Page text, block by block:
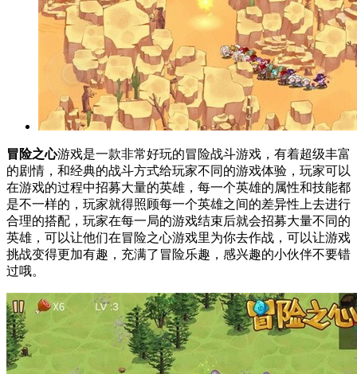
冒险之心游戏是一款非常好玩的冒险战斗游戏，有着超级丰富
的剧情，和经典的战斗方式给玩家不同的游戏体验，玩家可以
在游戏的过程中招募大量的英雄，每一个英雄的属性和技能都
是不一样的，玩家就得照顾每一个英雄之间的差异性上去进行
合理的搭配，玩家在每一局的游戏结束后就会招募大量不同的
英雄，可以让他们在冒险之心游戏里为你去作战，可以让游戏
挑战变得更加有趣，充满了冒险乐趣，感兴趣的小伙伴不要错
过哦。